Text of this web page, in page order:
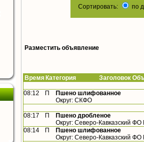
Сортировать: по
Разместить объявление
Время Категория Заголовок
08:12
П
Пшено шлифованное
Округ: СКФО
08:17
П
Пшено дробленое
Округ: Северо-Кавказский
08:14
П
Пшено шлифованное
Округ: Северо-Кавказский